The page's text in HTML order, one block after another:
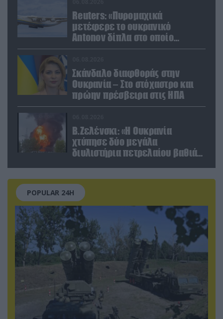
Reuters: «Πυρομαχικά
μετέφερε το ουκρανικό
Antonov δίπλα στο οποίο
βρέθηκε το drone στη Λειψία»
Σκάνδαλο διαφθοράς στην
Ουκρανία – Στο στόχαστρο και
πρώην πρέσβειρα στις ΗΠΑ
Β.Ζελένσκι: «Η Ουκρανία
χτύπησε δύο μεγάλα
διυλιστήρια πετρελαίου βαθιά
POPULAR 24H